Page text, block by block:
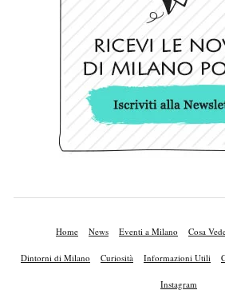
Home News Eventi a Milano Cosa
Dintorni di Milano Curiosità Informazioni Utili
Instagram